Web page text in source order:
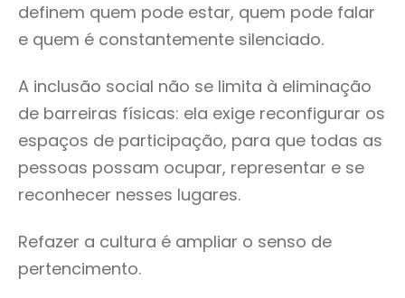
definem quem pode estar, quem pode falar
e quem é constantemente silenciado.
A inclusão social não se limita à eliminação
de barreiras físicas: ela exige reconfigurar os
espaços de participação, para que todas as
pessoas possam ocupar, representar e se
reconhecer nesses lugares.
Refazer a cultura é ampliar o senso de
pertencimento.